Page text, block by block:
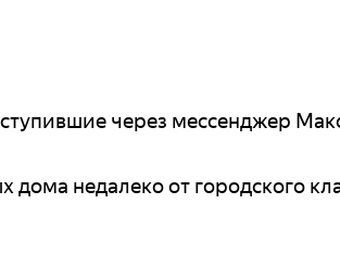
через мессенджер
дома недалеко от городского